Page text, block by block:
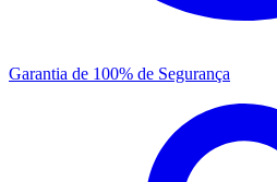
Garantia de 100% de Segurança